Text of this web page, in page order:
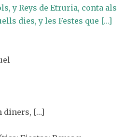
y Reys de Etruria, conta als
dies, y les Festes que […]
diners, […]